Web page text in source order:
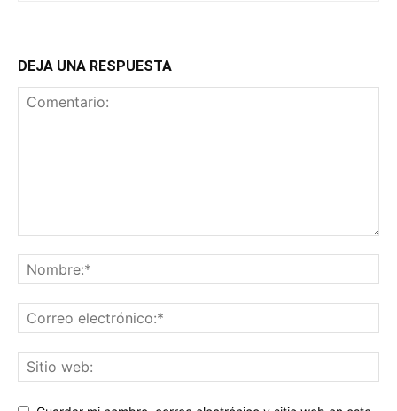
DEJA UNA RESPUESTA